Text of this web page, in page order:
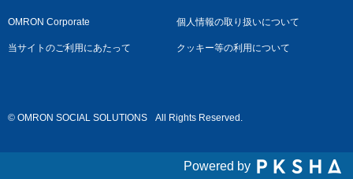
OMRON Corporate 個人情報の取り扱いについて
当サイトのご利用にあたって クッキー等の利用について
© OMRON SOCIAL SOLUTIONS All Rights Reserved.
Powered by